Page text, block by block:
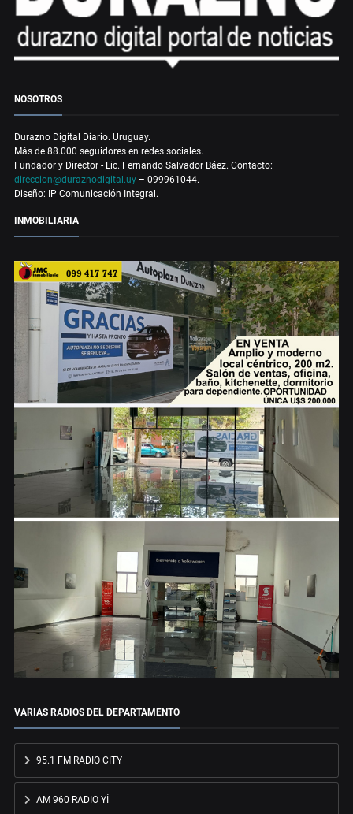
NOSOTROS
Durazno Digital Diario. Uruguay.
Más de 88.000 seguidores en redes sociales.
Fundador y Director - Lic. Fernando Salvador Báez. Contacto:
direccion@duraznodigital.uy – 099961044.
Diseño: IP Comunicación Integral.
INMOBILIARIA
VARIAS RADIOS DEL DEPARTAMENTO
95.1 FM RADIO CITY
AM 960 RADIO YÍ